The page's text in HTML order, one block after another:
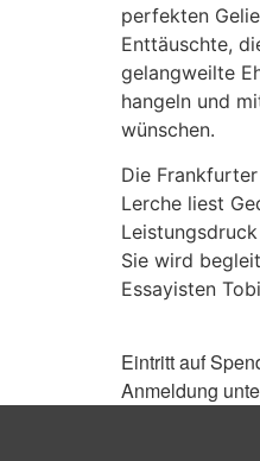
perfekten
Enttäuschte,
gelangweilte
hangeln und
wünschen.
Die
Lerche liest
Sie wird
Essayisten
Eintritt auf
Anmeldung